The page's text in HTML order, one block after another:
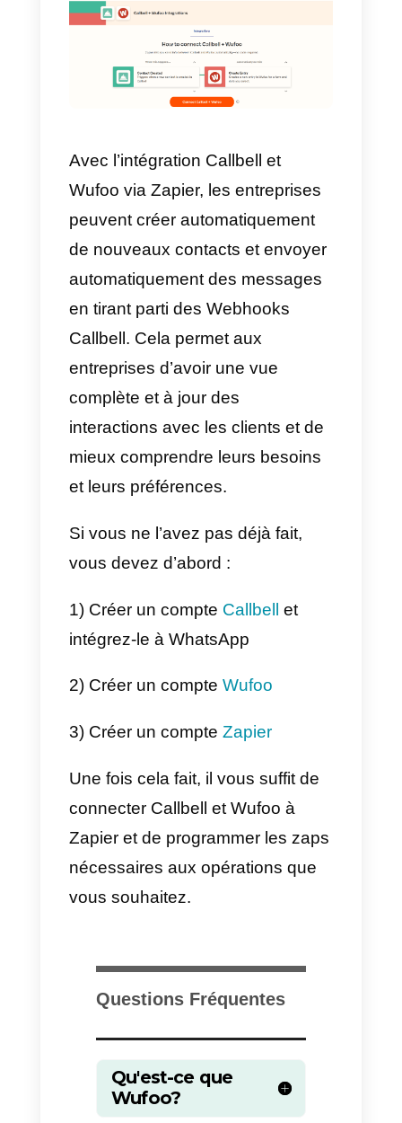
règle qui fait que la variable dans
le modèle de message est
remplie avec les informations
envoie le message au numéro
WhatsApp saisi à la question
numéro 2.
Comme vous pouvez le voir, il est
très pratique et facile d’utiliser
l’intégration avec l’API pour
générer des contacts, envoyer
des messages et importer des
informations automatiquement.
Comment intégrer
WhatsApp à Wufoo avec
Zapier – Méthode
Zapierest un service qui permet
d’automatiser les opérations
les applications Web. Cela
fonctionne en créant des